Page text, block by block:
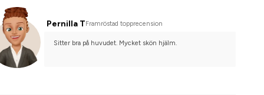
Pernilla TFramröstad topprecension
Sitter bra på huvudet. Mycket skön hjälm.